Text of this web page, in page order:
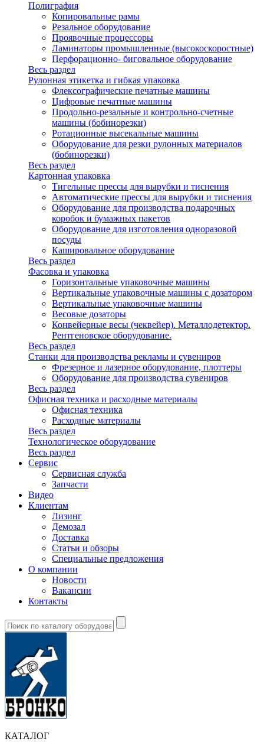
Полиграфия
Копировальные рамы
Резальное оборудование
Проявочные процессоры
Ламинаторы промышленные (высокоскоростные)
Перфорационно- биговальное оборудование
Весь раздел
Рулонная этикетка и гибкая упаковка
Флексографические печатные машины
Цифровые печатные машины
Продольно-резальные и контрольно-счетные
машины (бобинорезки)
Ротационные высекальные машины
Оборудование для резки рулонных материалов
(бобинорезки)
Весь раздел
Картонная упаковка
Тигельные прессы для вырубки и тиснения
Автоматические прессы для вырубки и тиснения
Оборудование для производства подарочных
коробок и бумажных пакетов
Оборудование для изготовления одноразовой
посуды
Кашировальное оборудование
Весь раздел
Фасовка и упаковка
Горизонтальные упаковочные машины
Вертикальные упаковочные машины с дозатором
Вертикальные упаковочные машины
Весовые дозаторы
Конвейерные весы (чеквейер). Металлодетектор.
Рентгеновское оборудование.
Весь раздел
Станки для производства рекламы и сувениров
Фрезерное и лазерное оборудование, плоттеры
Оборудование для производства сувениров
Весь раздел
Офисная техника и расходные материалы
Офисная техника
Расходные материалы
Весь раздел
Технологическое оборудование
Весь раздел
Сервис
Сервисная служба
Запчасти
Видео
Клиентам
Лизинг
Демозал
Доставка
Статьи и обзоры
Специальные предложения
О компании
Новости
Вакансии
Контакты
КАТАЛОГ